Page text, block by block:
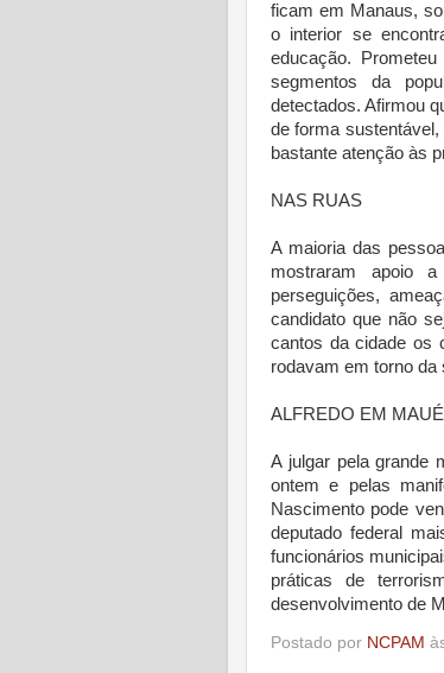
ficam em Manaus,
o interior se
educação.
segmentos da
detectados. Afirmou
de forma
bastante atenção às
NAS RUAS
A maioria das
mostraram apoio
perseguições,
candidato que não
cantos da cidade os
rodavam em torno da
ALFREDO EM
A julgar pela grande
ontem e pelas
Nascimento pode
deputado federal
funcionários
práticas de
desenvolvimento de
Postado por NCPAM